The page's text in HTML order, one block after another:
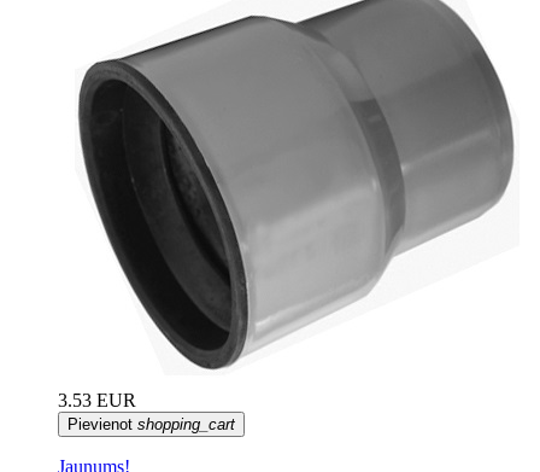
3.53 EUR
Pievienot shopping_cart
Jaunums!